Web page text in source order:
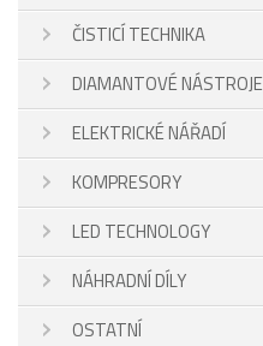
ČISTICÍ TECHNIKA
DIAMANTOVÉ NÁSTROJE
ELEKTRICKÉ NÁŘADÍ
KOMPRESORY
LED TECHNOLOGY
NÁHRADNÍ DÍLY
OSTATNÍ